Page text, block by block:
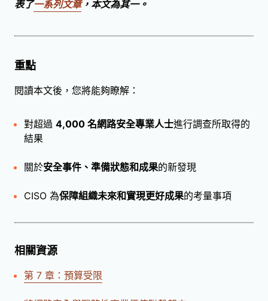
表了一系列文章，本文為其一。
重點
閱讀本文後，您將能夠瞭解：
對超過 4,000 名網路安全專業人士進行調查所取得的
結果
關於安全事件、準備狀態和成果的新發現
CISO 為保障組織未來和實現更好成果的考量事項
相關資源
第 7 章：預算受限